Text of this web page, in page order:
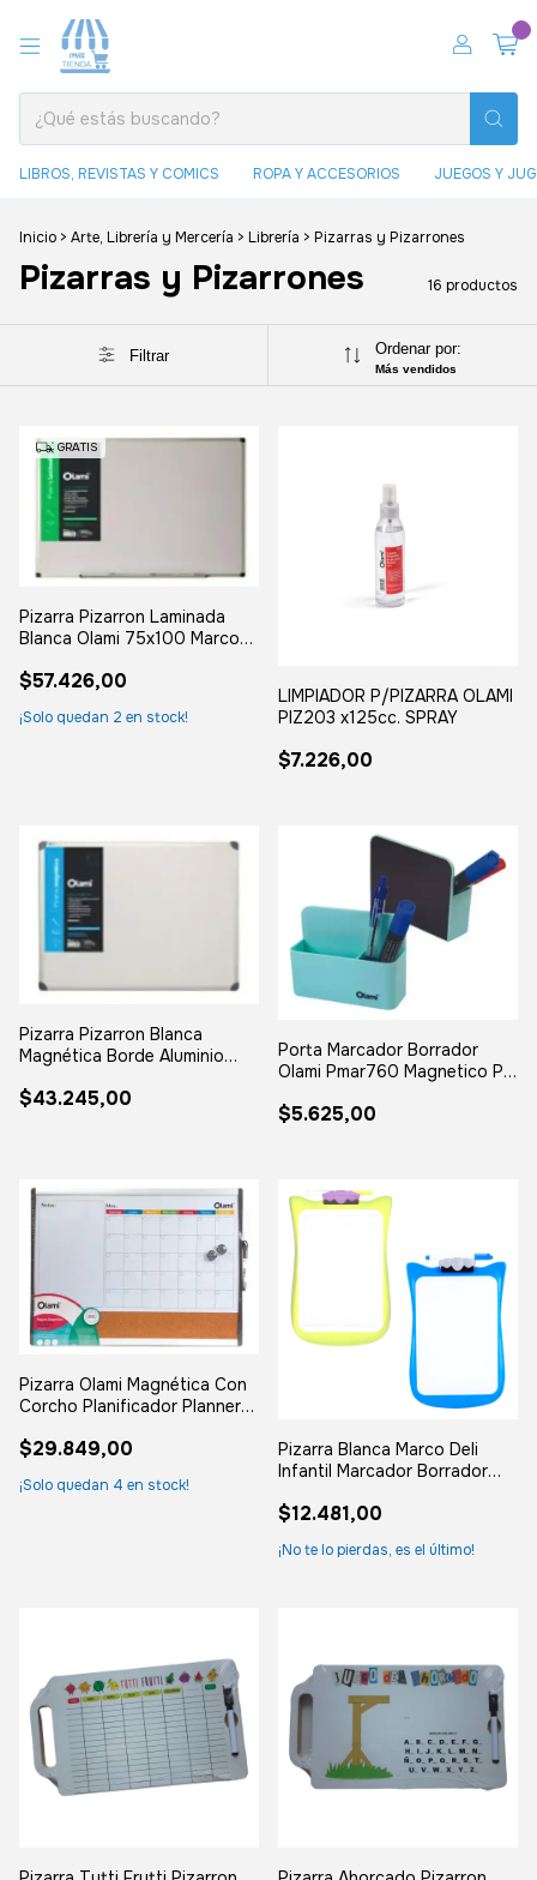
LIBROS, REVISTAS Y COMICS ROPA Y ACCESORIOS JUEGOS Y
Inicio > Arte, Librería y Mercería > Librería > Pizarras y Pizarrones
Pizarras y Pizarrones 16 productos
Filtrar Ordenar por:
Más vendidos
GRATIS
Pizarra Pizarron Laminada
Blanca Olami 75x100 Marco
$57.426,00
¡Solo quedan 2 en stock!
LIMPIADOR P/PIZARRA OLAMI
PIZ203 x125cc. SPRAY
$7.226,00
Pizarra Pizarron Blanca
Magnética Borde Aluminio
$43.245,00
Porta Marcador Borrador
Olami Pmar760 Magnetico P/
$5.625,00
Pizarra Olami Magnética Con
Corcho Planificador Planner
$29.849,00
¡Solo quedan 4 en stock!
Pizarra Blanca Marco Deli
Infantil Marcador Borrador
$12.481,00
¡No te lo pierdas, es el último!